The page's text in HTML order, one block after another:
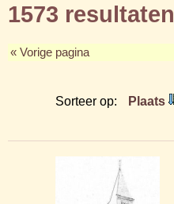
1573 resultaten
« Vorige pagina
Sorteer op: Plaats